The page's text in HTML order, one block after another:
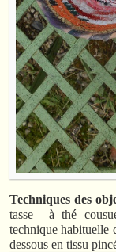
Techniques des
tasse à thé
technique habituelle
dessous en tissu